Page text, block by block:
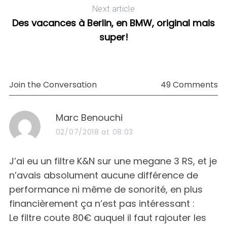
Next article
Des vacances à Berlin, en BMW, original mais
super!
Join the Conversation 49 Comments
s
a
s
:
Marc Benouchi
02/07/2018 at 08:03
J’ai eu un filtre K&N sur une megane 3 RS, et je
n’avais absolument aucune différence de
performance ni même de sonorité, en plus
financièrement ça n’est pas intéressant :
Le filtre coute 80€ auquel il faut rajouter les